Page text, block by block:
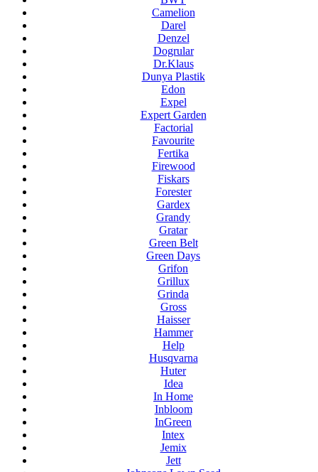
Camelion
Darel
Denzel
Dogrular
Dr.Klaus
Dunya Plastik
Edon
Expel
Expert Garden
Factorial
Favourite
Fertika
Firewood
Fiskars
Forester
Gardex
Grandy
Gratar
Green Belt
Green Days
Grifon
Grillux
Grinda
Gross
Haisser
Hammer
Help
Husqvarna
Huter
Idea
In Home
Inbloom
InGreen
Intex
Jemix
Jett